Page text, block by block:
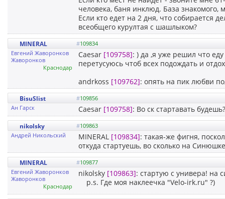
человека, баня инклюд. База
Если кто едет на 2 дня, что собирается
всеобщего курултая с шашлыком?
MINERAL #109834
Евгений Жаворонков
Жаворонков
Краснодар
Caesar [109758]: ) да ,я уже решил что
перетусуюсь чтоб всех подождать и
andrkoss [109762]: опять на пик любви
BisuSlist #109856
Ан Гарск
Caesar [109758]: Во ск стартавать будешь?
nikolsky #109863
Андрей Никольский
MINERAL [109834]: такая-же фигня,
откуда стартуешь, во сколько на
MINERAL #109877
Евгений Жаворонков
Жаворонков
Краснодар
nikolsky [109863]: стартую с универа! на
p.s. Где моя наклеечка "Velo-irk.ru" ?)